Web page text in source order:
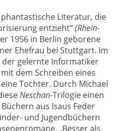
Literatur, die
entzieht“(Rhein-
1956 in Berlin geborene
Ehefrau bei Stuttgart. Im
der gelernte Informatiker
dem Schreiben eines
Tochter. Durch Michael
Neschan-Trilogie einen
aus Isaus Feder
und Jugendbüchern
„Besser als